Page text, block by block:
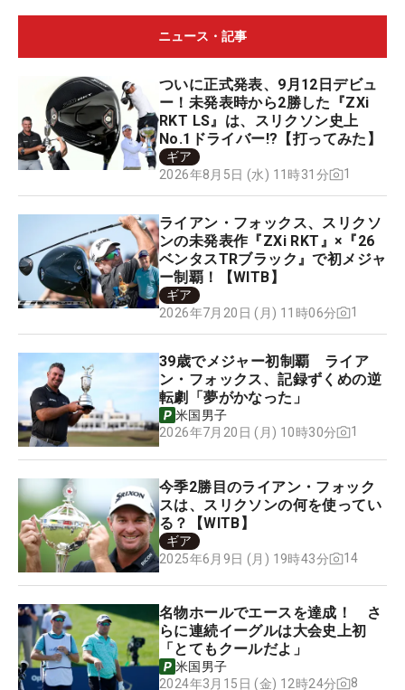
ニュース・記事
ついに正式発表、9月12日デビュ
ー！未発表時から2勝した『ZXi
RKT LS』は、スリクソン史上
No.1ドライバー!?【打ってみた】
ギア
2026年8月5日 (水) 11時31分
1
ライアン・フォックス、スリクソ
ンの未発表作『ZXi RKT』×『26
ベンタスTRブラック』で初メジャ
ー制覇！【WITB】
ギア
2026年7月20日 (月) 11時06分
1
39歳でメジャー初制覇 ライア
ン・フォックス、記録ずくめの逆
転劇「夢がかなった」
米国男子
2026年7月20日 (月) 10時30分
1
今季2勝目のライアン・フォック
スは、スリクソンの何を使ってい
る？【WITB】
ギア
2025年6月9日 (月) 19時43分
14
名物ホールでエースを達成！ さ
らに連続イーグルは大会史上初
「とてもクールだよ」
米国男子
2024年3月15日 (金) 12時24分
8